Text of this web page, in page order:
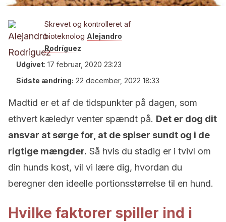
Skrevet og kontrolleret af
bioteknolog Alejandro
Rodríguez
Udgivet: 17 februar, 2020 23:23
Sidste ændring: 22 december, 2022 18:33
Madtid er et af ​​de tidspunkter på dagen, som
ethvert kæledyr venter spændt på. Det er dog dit
ansvar at sørge for, at de spiser sundt og i de
rigtige mængder. Så hvis du stadig er i tvivl om
din hunds kost, vil vi lære dig, hvordan du
beregner den ideelle portionsstørrelse til en hund.
Hvilke faktorer spiller ind i